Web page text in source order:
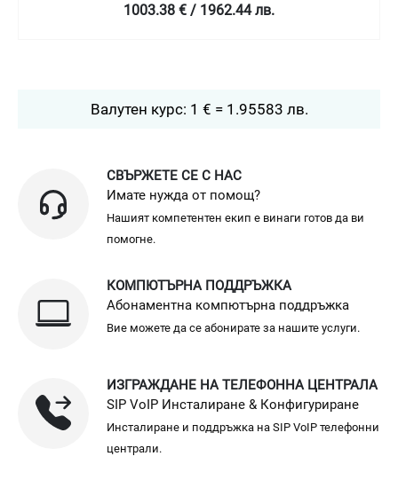
1003.38 € / 1962.44 лв.
Валутен курс: 1 € = 1.95583 лв.
СВЪРЖЕТЕ СЕ С НАС
Имате нужда от помощ?
Нашият компетентен екип е винаги готов да ви
помогне.
КОМПЮТЪРНА ПОДДРЪЖКА
Абонаментна компютърна поддръжка
Вие можете да се абонирате за нашите услуги.
ИЗГРАЖДАНЕ НА ТЕЛЕФОННА ЦЕНТРАЛА
SIP VoIP Инсталиране & Конфигуриране
Инсталиране и поддръжка на SIP VoIP телефонни
централи.